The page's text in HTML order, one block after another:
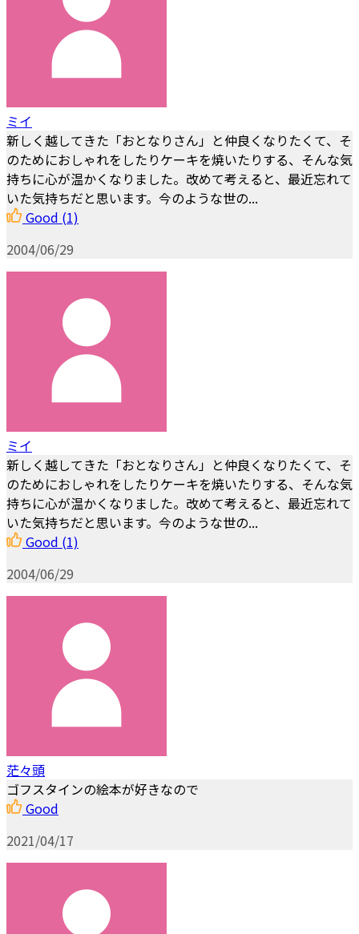
ミイ
新しく越してきた「おとなりさん」と仲良くなりたくて、そ
のためにおしゃれをしたりケーキを焼いたりする、そんな気
持ちに心が温かくなりました。改めて考えると、最近忘れて
いた気持ちだと思います。今のような世の...
Good (1)
2004/06/29
ミイ
新しく越してきた「おとなりさん」と仲良くなりたくて、そ
のためにおしゃれをしたりケーキを焼いたりする、そんな気
持ちに心が温かくなりました。改めて考えると、最近忘れて
いた気持ちだと思います。今のような世の...
Good (1)
2004/06/29
茫々頭
ゴフスタインの絵本が好きなので
Good
2021/04/17